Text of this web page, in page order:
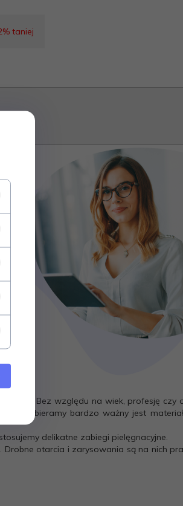
taniej
z nas. Bez względu na wiek, profesję czy
wybieramy bardzo ważny jest
delikatne zabiegi pielęgnacyjne.
otarcia i zarysowania są na nich